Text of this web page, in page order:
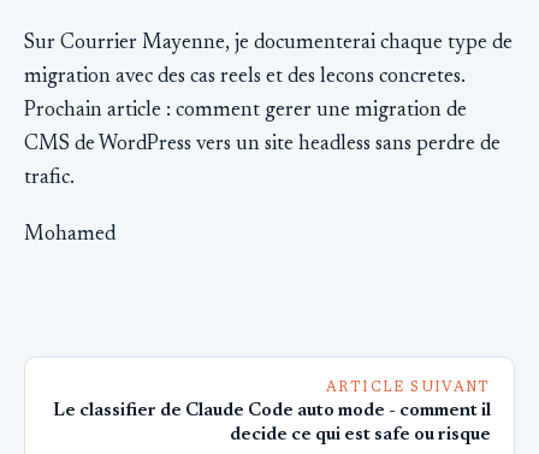
Sur Courrier Mayenne, je documenterai chaque type de
migration avec des cas reels et des lecons concretes.
Prochain article : comment gerer une migration de
CMS de WordPress vers un site headless sans perdre de
trafic.
Mohamed
ARTICLE SUIVANT
Le classifier de Claude Code auto mode - comment il
decide ce qui est safe ou risque